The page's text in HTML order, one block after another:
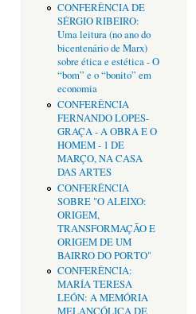
CONFERÊNCIA DE
SÉRGIO RIBEIRO:
Uma leitura (no ano do
bicentenário de Marx)
sobre ética e estética - O
“bom” e o “bonito” em
economia
CONFERÊNCIA
FERNANDO LOPES-
GRAÇA - A OBRA E O
HOMEM - 1 DE
MARÇO, NA CASA
DAS ARTES
CONFERÊNCIA
SOBRE "O ALEIXO:
ORIGEM,
TRANSFORMAÇÃO E
ORIGEM DE UM
BAIRRO DO PORTO"
CONFERÊNCIA:
MARÍA TERESA
LEÓN: A MEMÓRIA
MELANCÓLICA DE